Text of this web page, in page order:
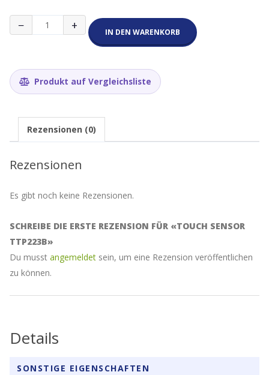
−
Sensor
+ IN DEN WARENKORB
Produkt auf Vergleichsliste
Rezensionen (0)
Rezensionen
Es gibt noch keine Rezensionen.
SCHREIBE DIE ERSTE REZENSION FÜR «TOUCH SENSOR
TTP223B»
Du musst angemeldet sein, um eine Rezension veröffentlichen
zu können.
Details
SONSTIGE EIGENSCHAFTEN